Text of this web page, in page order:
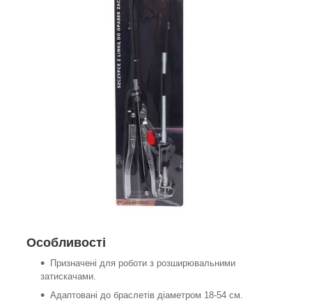
Особливості
Призначені для роботи з розширювальними
затискачами.
Адаптовані до браслетів діаметром 18-54 см.